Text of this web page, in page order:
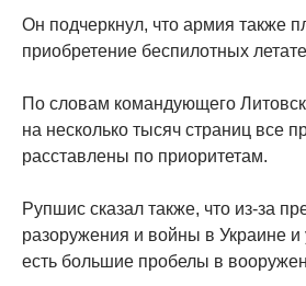
Он подчеркнул, что армия также
приобретение беспилотных
По словам командующего
на несколько тысяч страниц все
расставлены по приоритетам.
Рупшис сказал также, что из-за
разоружения и войны в Украине
есть большие пробелы в